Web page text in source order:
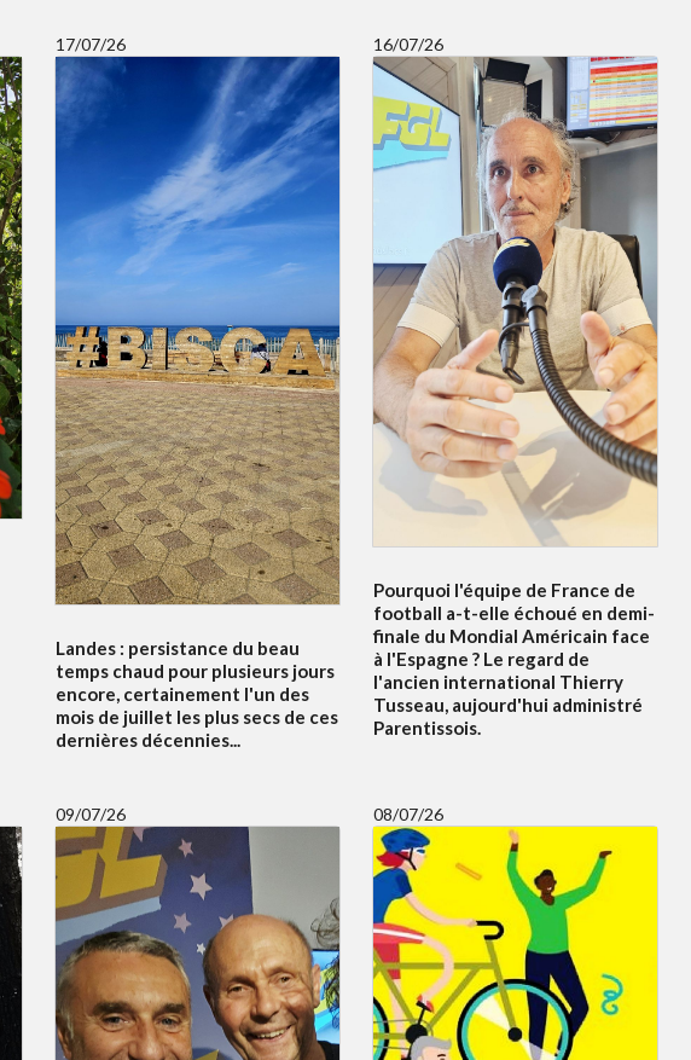
17/07/26
Landes : persistance du beau
temps chaud pour plusieurs jours
encore, certainement l'un des
mois de juillet les plus secs de ces
dernières décennies...
16/07/26
Pourquoi l'équipe de France de
football a-t-elle échoué en demi-
finale du Mondial Américain face
à l'Espagne ? Le regard de
l'ancien international Thierry
Tusseau, aujourd'hui administré
Parentissois.
09/07/26 08/07/26